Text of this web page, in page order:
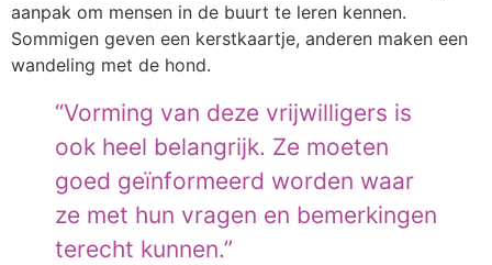
aanpak om mensen in de buurt te leren kennen.
Sommigen geven een kerstkaartje, anderen maken een
wandeling met de hond.
“Vorming van deze vrijwilligers is
ook heel belangrijk. Ze moeten
goed geïnformeerd worden waar
ze met hun vragen en bemerkingen
terecht kunnen.”